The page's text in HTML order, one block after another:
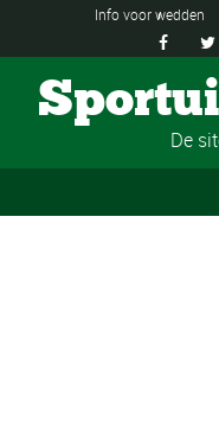
Info voor wedden
 
De